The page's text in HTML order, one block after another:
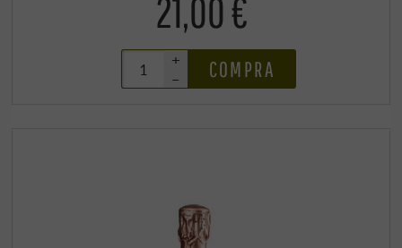
21,00 €
+
–
COMPRA